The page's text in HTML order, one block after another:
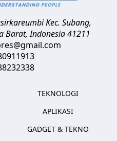
Kec. Subang,
Barat,Indonesia41211
TEKNOLOGI
APLIKASI
GADGET & TEKNO